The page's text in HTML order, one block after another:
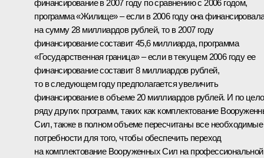
финансирование в 2007 году по сравнению с 2006 годом,
программа «Жилище» – если в 2006 году она
на сумму 28 миллиардов рублей, то в 2007 году
финансирование составит 45,6 миллиарда, программа
«Государственная граница» – если в текущем 2006 году ее
финансирование составит 8 миллиардов рублей,
то в следующем году предполагается увеличить
финансирование в объеме 20 миллиардов рублей. И по
ряду других программ, таких как комплектование
Сил, также в полном объеме пересчитаны все необходимые
потребности для того, чтобы обеспечить переход
на комплектование Вооруженных Сил на профессиональной